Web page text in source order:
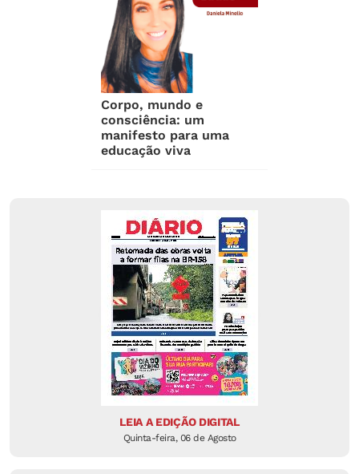
Corpo, mundo e
consciência: um
manifesto para uma
educação viva
LEIA A EDIÇÃO DIGITAL
Quinta-feira, 06 de Agosto